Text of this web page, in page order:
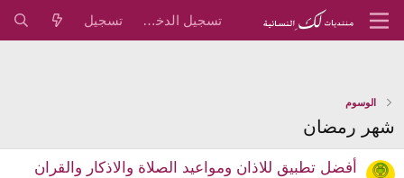
تسجيل الدخول تسجيل
الوسوم
شهر رمضان
أفضل تطبيق للاذان ومواعيد الصلاة والاذكار والقران